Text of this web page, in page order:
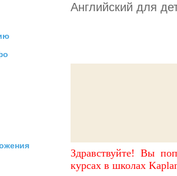
Английский для
Здравствуйте! Вы
курсах в школах